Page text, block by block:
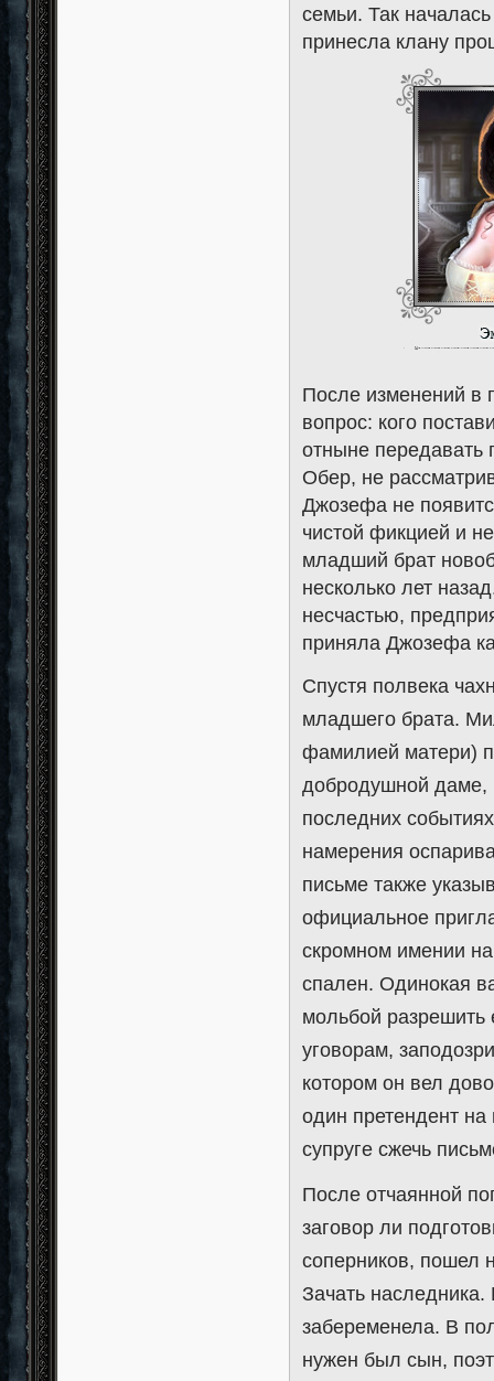
семьи. Так
принесла клану
После изменений в
вопрос: кого
отныне передавать
Обер, не
Джозефа не
чистой фикцией и
младший брат
несколько лет
несчастью,
приняла Джозефа
Спустя полвека
младшего брата.
фамилией матери)
добродушной даме,
последних
намерения
письме также
официальное
скромном имении
спален. Одинокая
мольбой
уговорам,
котором он вел
один претендент
супруге сжечь
После отчаянной
заговор ли
соперников, пошел
Зачать
забеременела. В
нужен был сын,